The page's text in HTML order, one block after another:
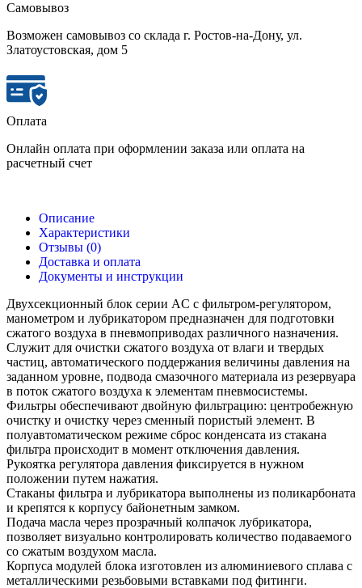
Самовывоз
Возможен самовывоз со склада г. Ростов-на-Дону, ул.
Златоустовская, дом 5
Оплата
Онлайн оплата при оформлении заказа или оплата на
расчетный счет
Описание
Характеристики
Отзывы (0)
Доставка и оплата
Документы и инструкции
Двухсекционный блок серии AC с фильтром-регулятором,
манометром и лубрикатором предназначен для подготовки
сжатого воздуха в пневмоприводах различного назначения.
Служит для очистки сжатого воздуха от влаги и твердых
частиц, автоматического поддержания величины давления на
заданном уровне, подвода смазочного материала из резервуара
в поток сжатого воздуха к элементам пневмосистемы.
Фильтры обеспечивают двойную фильтрацию: центробежную
очистку и очистку через сменный пористый элемент. В
полуавтоматическом режиме сброс конденсата из стакана
фильтра происходит в момент отключения давления.
Рукоятка регулятора давления фиксируется в нужном
положении путем нажатия.
Стаканы фильтра и лубрикатора выполнены из поликарбоната
и крепятся к корпусу байонетным замком.
Подача масла через прозрачный колпачок лубрикатора,
позволяет визуально контролировать количество подаваемого
со сжатым воздухом масла.
Корпуса модулей блока изготовлен из алюминиевого сплава с
металлическими резьбовыми вставками под фитинги.